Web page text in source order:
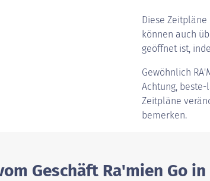
Diese
können auch
geöffnet ist,
Gewöhnlich
Achtung,
Zeitpläne
bemerken.
Geschäft Ra'mien Go